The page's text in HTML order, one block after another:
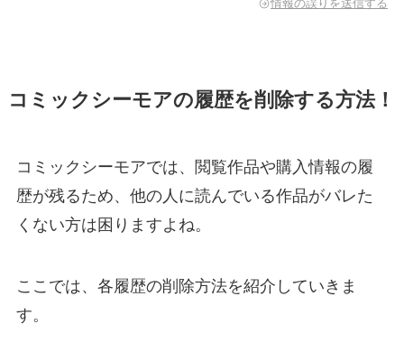
情報の誤りを送信する
コミックシーモアの履歴を削除する方法！
コミックシーモアでは、閲覧作品や購入情報の履
歴が残るため、他の人に読んでいる作品がバレた
くない方は困りますよね。
ここでは、各履歴の削除方法を紹介していきま
す。